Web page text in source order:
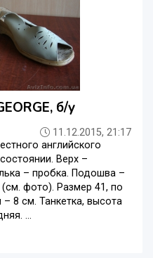
б/у
11.12.2015, 21:17
английского
Верх –
– пробка. Подошва –
фото). Размер 41, по
8 см. Танкетка, высота
...